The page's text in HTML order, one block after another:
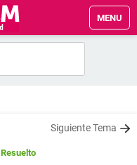
MENU
Siguiente Tema
Resuelto